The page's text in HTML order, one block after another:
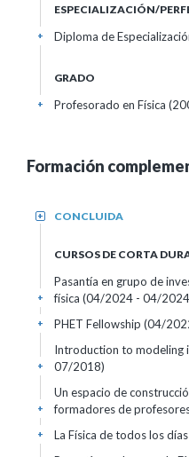
ESPECIALIZACIÓN/
Diploma de
+
GRADO
Profesorado en Física
+
Formación
CONCLUIDA
+
CURSOS DE CORTA
Pasantía en grupo de
física (04/2024 - 04/
+
PHET Fellowship (04/
+
Introduction to modeling
07/2018)
+
Un espacio de
formadores de
+
La Física de todos los días
+